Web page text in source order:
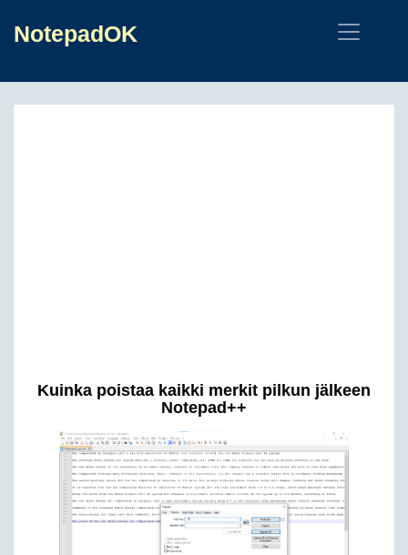
NotepadOK
Kuinka poistaa kaikki merkit pilkun jälkeen
Notepad++